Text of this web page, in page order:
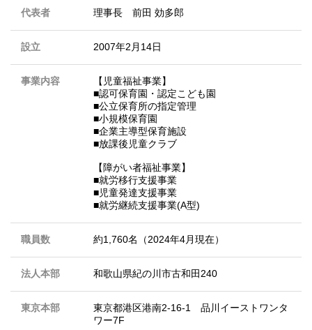
代表者 理事長 前田 効多郎
設立 2007年2月14日
事業内容
【児童福祉事業】
■認可保育園・認定こども園
■公立保育所の指定管理
■小規模保育園
■企業主導型保育施設
■放課後児童クラブ
【障がい者福祉事業】
■就労移行支援事業
■児童発達支援事業
■就労継続支援事業(A型)
職員数 約1,760名（2024年4月現在）
法人本部 和歌山県紀の川市古和田240
東京本部
東京都港区港南2-16-1 品川イーストワンタ
ワー7F